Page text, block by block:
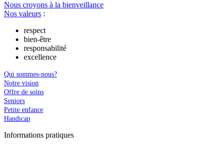
Nous croyons à la bienveillance
Nos valeurs :
respect
bien-être
responsabilité
excellence
Qui sommes-nous?
Notre vision
Offre de soins
Seniors
Petite enfance
Handicap
Informations pratiques